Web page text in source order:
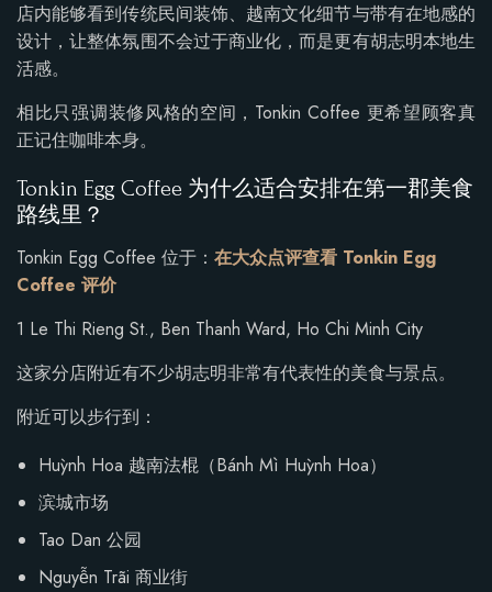
店内能够看到传统民间装饰、越南文化细节与带有在地感的
设计，让整体氛围不会过于商业化，而是更有胡志明本地生
活感。
相比只强调装修风格的空间，Tonkin Coffee 更希望顾客真
正记住咖啡本身。
Tonkin Egg Coffee 为什么适合安排在第一郡美食
路线里？
Tonkin Egg Coffee 位于： 在大众点评查看 Tonkin Egg
Coffee 评价
1 Le Thi Rieng St., Ben Thanh Ward, Ho Chi Minh City
这家分店附近有不少胡志明非常有代表性的美食与景点。
附近可以步行到：
Huỳnh Hoa 越南法棍（Bánh Mì Huỳnh Hoa）
滨城市场
Tao Dan 公园
Nguyễn Trãi 商业街